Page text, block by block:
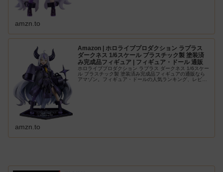
amzn.to
Amazon | ホロライブプロダクション ラプラス
ダークネス 1/6スケール プラスチック製 塗装済
み完成品フィギュア | フィギュア・ドール 通販
ホロライブプロダクション ラプラス ダークネス 1/6スケー
ル プラスチック製 塗装済み完成品フィギュアの通販なら
アマゾン。フィギュア・ドールの人気ランキング、レビュ
amzn.to